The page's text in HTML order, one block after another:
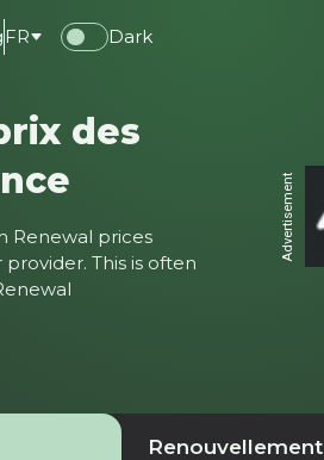
FR Dark
des
Renewal prices
This is often
Advertisement
Renouvellement